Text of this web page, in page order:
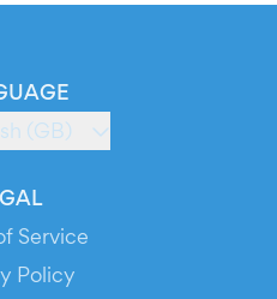
(GB)
Service
Policy